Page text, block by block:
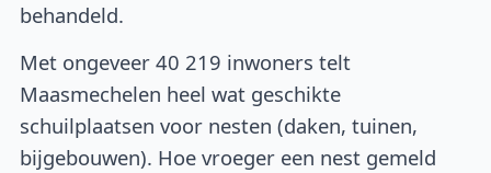
behandeld.
Met ongeveer 40 219 inwoners telt
Maasmechelen heel wat geschikte
schuilplaatsen voor nesten (daken, tuinen,
bijgebouwen). Hoe vroeger een nest gemeld